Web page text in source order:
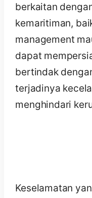
berkaitan
kemaritiman,
management
dapat
bertindak
terjadinya
menghindari
Keselamatan